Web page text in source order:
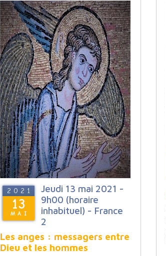
2021
13
MAI
Jeudi 13 mai 2021 -
9h00 (horaire
inhabituel) - France
2
Les anges : messagers entre
Dieu et les hommes